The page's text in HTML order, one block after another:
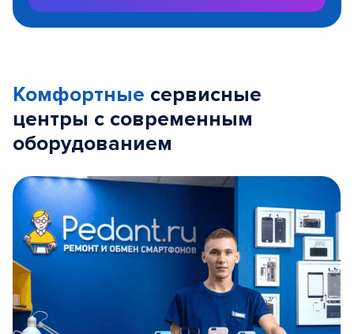
Комфортные сервисные
центры с современным
оборудованием